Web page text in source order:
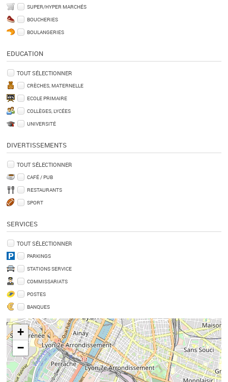
SUPER/HYPER MARCHÉS
BOUCHERIES
BOULANGERIES
EDUCATION
TOUT SÉLECTIONNER
CRÈCHES, MATERNELLE
ECOLE PRIMAIRE
COLLÈGES, LYCÉES
UNIVERSITÉ
DIVERTISSEMENTS
TOUT SÉLECTIONNER
CAFÉ / PUB
RESTAURANTS
SPORT
SERVICES
TOUT SÉLECTIONNER
PARKINGS
STATIONS SERVICE
COMMISSARIATS
POSTES
BANQUES
+
−